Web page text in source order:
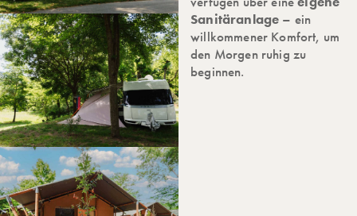
Sanitäranlage – ein
willkommener Komfort, um
den Morgen ruhig zu
beginnen.